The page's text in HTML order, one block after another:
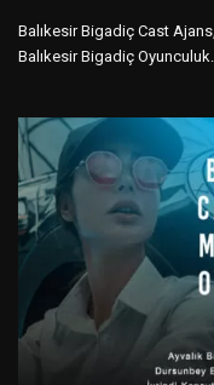
Balıkesir Bigadiç Cast
Balıkesir Bigadiç